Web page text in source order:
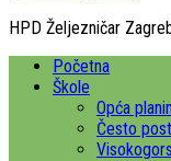
HPD Željezničar
Početna
Škole
Opća
Često